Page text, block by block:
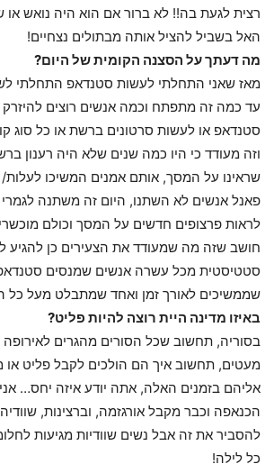
רצית לגעת בה!! לא ברור אם הוא היה נואש
האל בשביל להציל אותה מבתולים נצחיים!
מה דעתך על הסצנה הקומית של היום?
מאז שאני התחלתי לעשות סטנדאפ התחלתי
עד כמה זה מתפתח וכמה אנשים רוצים להיזרק
סטנדאפ או לעשות סרטונים ברשת או כל סוג
וזה מעודד כי היו כמה שנים שלא היה רענון
שראינו על המסך, אותם אמנים המשיכו
פאנל אנשים לא השתנו, היום זה משתנה
לראות פרצופים חדשים על המסך וכולם
חושב שזה מה שמעודד את הצעירים כן
סטטיסטית מכל עשרה אנשים שמנסים
שממשיכים לאורך זמן ואחד שמתבלט מעל כל
באיזו מדינה היית רוצה להיות פליט?
בסוריה, תחשוב שכל הסורים מהגרים לאירופה
מעטים, תחשוב איך הם הולכים לקבל פליט או
אליהם בזמנים האלה, אתה יודע איזה יחס…
הכנאפה וכבר מקבל אורגזמה, וברצינות,
להסביר את זה אבל נשים שוודיות מגיעות
כל לילה!